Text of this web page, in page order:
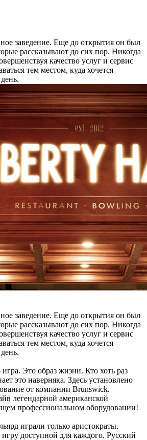
заведение. Еще до открытия он был
рассказывают до сих пор. Никогда
качество услуг и сервис
тем местом, куда хочется
заведение. Еще до открытия он был
рассказывают до сих пор. Никогда
качество услуг и сервис
тем местом, куда хочется
Это образ жизни. Кто хоть раз
это наверняка. Здесь установлено
от компании Brunswick.
легендарной американской
профессиональном оборудовании!
играли только аристократы.
доступной для каждого. Русский